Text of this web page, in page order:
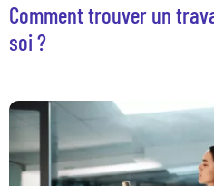
Comment trouver un
soi ?